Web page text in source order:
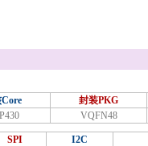
封装PKG
VQFN48
SPI I2C